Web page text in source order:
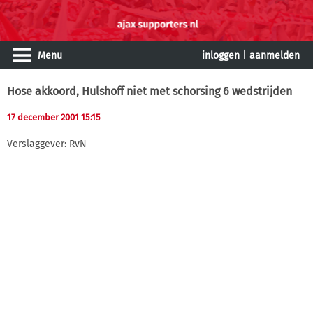
Menu inloggen aanmelden
Hose akkoord, Hulshoff niet met schorsing 6 wedstrijden
17 december 2001 15:15
Verslaggever: RvN